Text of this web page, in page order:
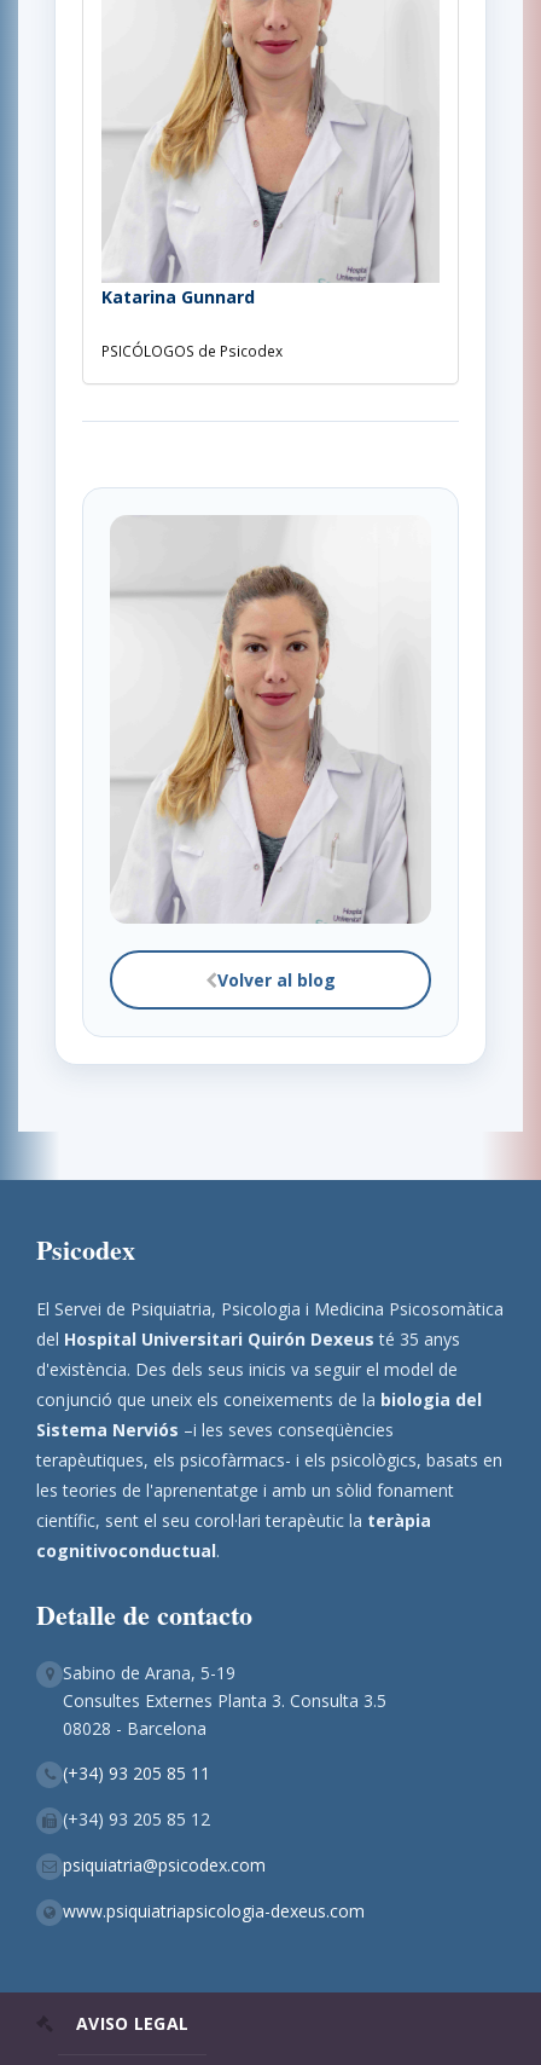
Katarina Gunnard
PSICÓLOGOS de Psicodex
Volver al blog
Psicodex
El Servei de Psiquiatria, Psicologia i Medicina Psicosomàtica
del Hospital Universitari Quirón Dexeus té 35 anys
d'existència. Des dels seus inicis va seguir el model de
conjunció que uneix els coneixements de la biologia del
Sistema Nerviós –i les seves conseqüències
terapèutiques, els psicofàrmacs- i els psicològics, basats en
les teories de l'aprenentatge i amb un sòlid fonament
científic, sent el seu corol·lari terapèutic la teràpia
cognitivoconductual.
Detalle de contacto
Sabino de Arana, 5-19
Consultes Externes Planta 3. Consulta 3.5
08028 - Barcelona
(+34) 93 205 85 11
(+34) 93 205 85 12
psiquiatria@psicodex.com
www.psiquiatriapsicologia-dexeus.com
AVISO LEGAL